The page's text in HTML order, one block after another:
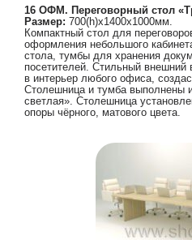
16 ОФМ. Переговорный стол
Размер: 700(h)х1400х1000мм.
Компактный стол для
оформления небольшого
стола, тумбы для хранения
посетителей. Стильный внешний
в интерьер любого офиса,
Столешница и тумба выполнены
светлая». Столешница
опоры чёрного, матового цвета.